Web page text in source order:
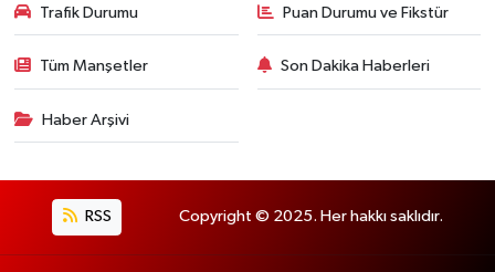
Trafik Durumu Puan Durumu ve Fikstür
Tüm Manşetler Son Dakika Haberleri
Haber Arşivi
RSS Copyright © 2025. Her hakkı saklıdır.